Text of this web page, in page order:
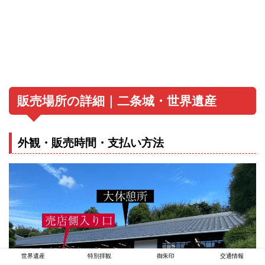
販売場所の詳細｜二条城・世界遺産
外観・販売時間・支払い方法
世界遺産 特別拝観 御朱印 交通情報